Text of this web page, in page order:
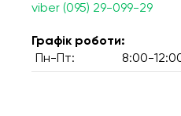
viber (095) 29-099-29
Графік роботи:
Пн-Пт:
8:00-